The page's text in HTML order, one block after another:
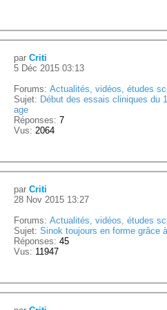
parCriti
5 Déc 2015 03:13
Forums:Actualités, vidéos, études
Sujet: Début des essais cliniques du
age
Réponses:7
Vus:2064
parCriti
28 Nov 2015 13:27
Forums:Actualités, vidéos, études
Sujet:Sinok toujours en forme grâce
Réponses:45
Vus: 11947